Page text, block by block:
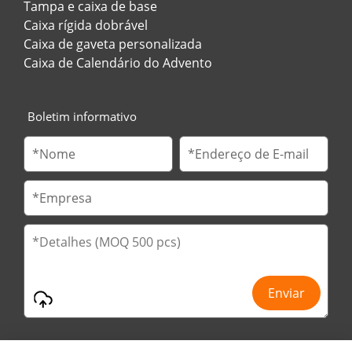
Tampa e caixa de base
Caixa rígida dobrável
Caixa de gaveta personalizada
Caixa de Calendário do Advento
Boletim informativo